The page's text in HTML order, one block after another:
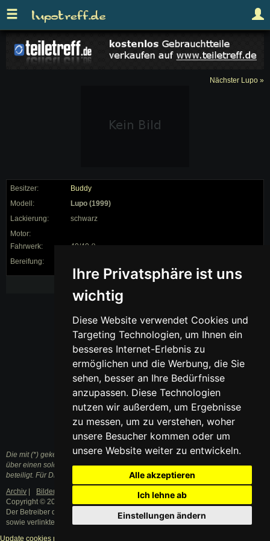
Ihre Privatsphäre ist uns
wichtig
Diese Website verwendet Cookies und
Targeting Technologien, um Ihnen ein
besseres Internet-Erlebnis zu
ermöglichen und die Werbung, die Sie
sehen, besser an Ihre Bedürfnisse
anzupassen. Diese Technologien
nutzen wir außerdem, um Ergebnisse
zu messen, um zu verstehen, woher
unsere Besucher kommen oder um
unsere Website weiter zu entwickeln.
Alle akzeptieren
Ich lehne ab
Einstellungen ändern
Nächster Lupo »
Besitzer:
Buddy
Modell:
Lupo (1999)
Lackierung:
schwarz
Motor:
Fahrwerk:
40/40 ()
Bereifung:
Die mit (*) gekennzeichneten Links sind sogenannte Affiliate Links. Kommt
über einen solchen Link ein Einkauf zustande, werden wir mit einer Provision
beteiligt. Für Dich entstehen dabei keine Mehrkosten.
Archiv
Bilder |
Impressum
Copyright © 2003 - 2021 · Alle Rechte vorbehalten.
Der Betreiber distanziert sich ausdrücklich von den Inhalten der Forenbeiträge
sowie verlinkter Internetseiten.
Update cookies preferences